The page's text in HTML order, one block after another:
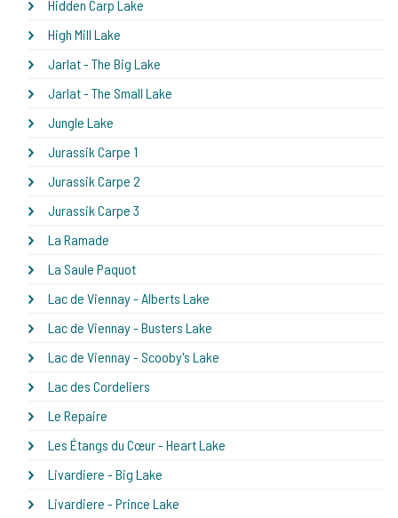
Hidden Carp Lake
High Mill Lake
Jarlat - The Big Lake
Jarlat - The Small Lake
Jungle Lake
Jurassik Carpe 1
Jurassik Carpe 2
Jurassik Carpe 3
La Ramade
La Saule Paquot
Lac de Viennay - Alberts Lake
Lac de Viennay - Busters Lake
Lac de Viennay - Scooby's Lake
Lac des Cordeliers
Le Repaire
Les Étangs du Cœur - Heart Lake
Livardiere - Big Lake
Livardiere - Prince Lake